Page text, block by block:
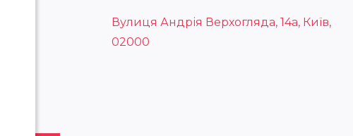
Вулиця Андрія Верхогляда, 14а, Київ,
02000